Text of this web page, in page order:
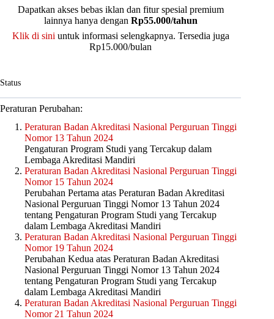
Dapatkan akses bebas iklan dan fitur spesial premium
lainnya hanya dengan Rp55.000/tahun
Klik di sini untuk informasi selengkapnya. Tersedia juga
Rp15.000/bulan
Status
Peraturan Perubahan:
Peraturan Badan Akreditasi Nasional Perguruan Tinggi
Nomor 13 Tahun 2024
Pengaturan Program Studi yang Tercakup dalam
Lembaga Akreditasi Mandiri
Peraturan Badan Akreditasi Nasional Perguruan Tinggi
Nomor 15 Tahun 2024
Perubahan Pertama atas Peraturan Badan Akreditasi
Nasional Perguruan Tinggi Nomor 13 Tahun 2024
tentang Pengaturan Program Studi yang Tercakup
dalam Lembaga Akreditasi Mandiri
Peraturan Badan Akreditasi Nasional Perguruan Tinggi
Nomor 19 Tahun 2024
Perubahan Kedua atas Peraturan Badan Akreditasi
Nasional Perguruan Tinggi Nomor 13 Tahun 2024
tentang Pengaturan Program Studi yang Tercakup
dalam Lembaga Akreditasi Mandiri
Peraturan Badan Akreditasi Nasional Perguruan Tinggi
Nomor 21 Tahun 2024